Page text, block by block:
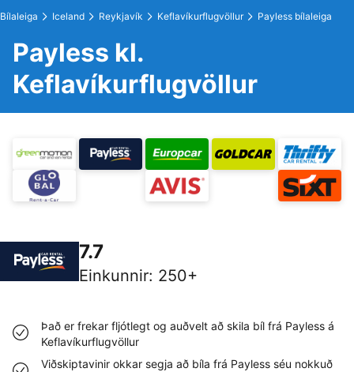
Bílaleiga Iceland Reykjavík Keflavíkurflugvöllur Payless bílaleiga
Payless kl.
Keflavíkurflugvöllur
7.7
Einkunnir: 250+
Það er frekar fljótlegt og auðvelt að skila bíl frá Payless á
Keflavíkurflugvöllur
Viðskiptavinir okkar segja að bíla frá Payless séu nokkuð